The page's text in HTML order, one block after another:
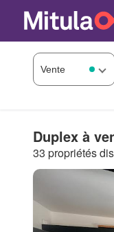
Duplex à
33 propriétés